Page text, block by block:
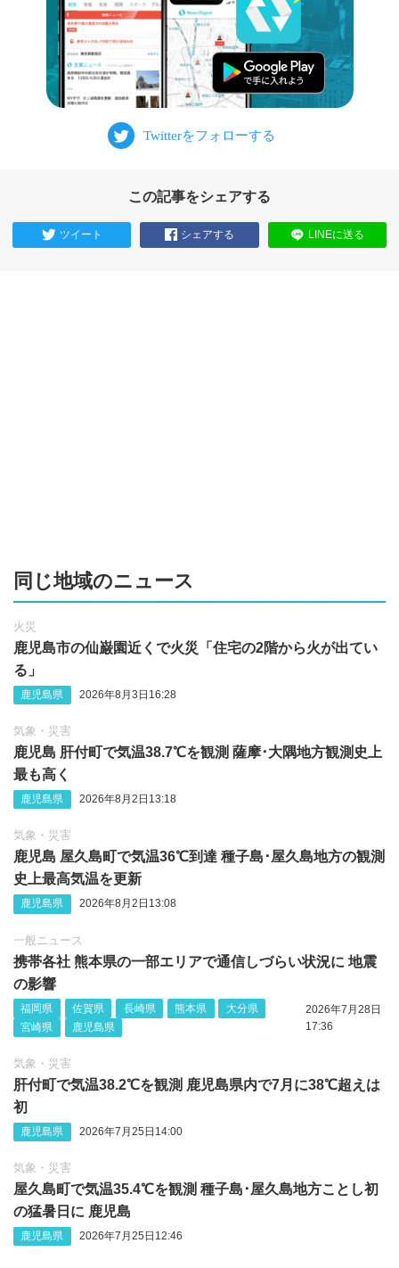
この記事をシェアする
ツイート シェアする LINEに送る
同じ地域のニュース
火災
鹿児島市の仙巌園近くで火災「住宅の2階から火が出てい
る」
鹿児島県 2026年8月3日16:28
気象・災害
鹿児島 肝付町で気温38.7℃を観測 薩摩･大隅地方観測史上
最も高く
鹿児島県 2026年8月2日13:18
気象・災害
鹿児島 屋久島町で気温36℃到達 種子島･屋久島地方の観測
史上最高気温を更新
鹿児島県 2026年8月2日13:08
一般ニュース
携帯各社 熊本県の一部エリアで通信しづらい状況に 地震
の影響
福岡県 佐賀県 長崎県 熊本県
大分県
宮崎県
鹿児島県
2026年7月28日
17:36
気象・災害
肝付町で気温38.2℃を観測 鹿児島県内で7月に38℃超えは
初
鹿児島県 2026年7月25日14:00
気象・災害
屋久島町で気温35.4℃を観測 種子島･屋久島地方ことし初
の猛暑日に 鹿児島
鹿児島県 2026年7月25日12:46